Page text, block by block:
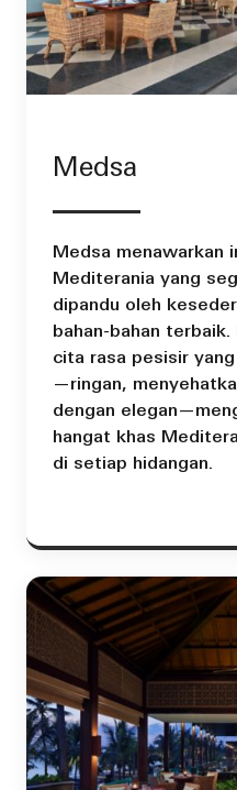
Medsa
Medsa menawarkan
Mediterania yang
dipandu oleh
bahan-bahan
cita rasa pesisir
—ringan,
dengan
hangat khas
di setiap hidangan.